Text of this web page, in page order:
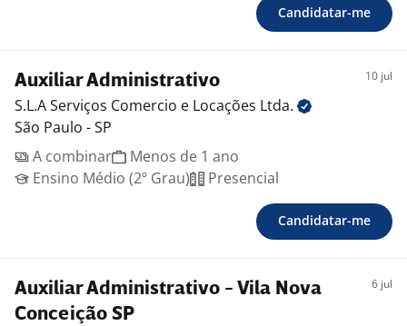
Candidatar-me
Auxiliar Administrativo 10 jul
S.L.A Serviços Comercio e Locações Ltda.
São Paulo - SP
A combinar
Menos de 1 ano
Ensino Médio (2º Grau)
Presencial
Candidatar-me
Auxiliar Administrativo - Vila Nova
Conceição SP
6 jul